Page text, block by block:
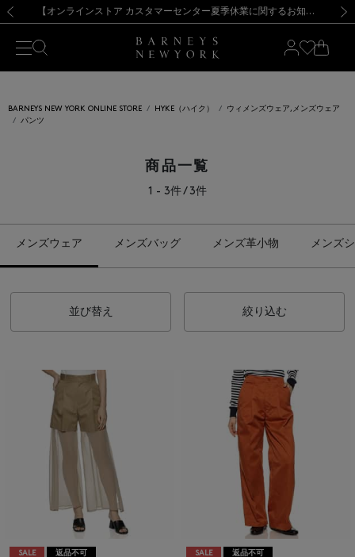
新規登録のお客様も対象！＜MY BARNEYS＞会員のお客様は11,000円（税込）以上のお買上げで常時送料無料！お買い物の際は会員登録を！
【夏季休業に伴う出荷一時停止のお知らせ】(2026.8.7) 【オンラインストア カスタマーセンター夏季休業に関するお知らせ】（2026.8.7）
【夏季休業に伴う返品・交換承り一時停止のお知らせ】（2026.8.5）
熊本県を中心とした地震の影響によるお荷物のお届けについて
【開催中】SUMMER SALEのご案内・ご注意事項 新規登録のお客様も対象！＜MY BARNEYS＞会員のお客様は11,000円（税込）以上のお買上げで常時送料無料！お買い物の際は会員登録を！
【夏季休業に伴う出荷一時停止のお知らせ】(2026.8.7)
BARNEYS NEW YORK ONLINE STORE HYKE（ハイク）
ウィメンズウェア,メンズウェア
パンツ
商品一覧
1 - 3件 / 3件
メンズウェア メンズバッグ メンズ革小物 メンズ
並び替え 絞り込む
SALE 返品不可 SALE 返品不可